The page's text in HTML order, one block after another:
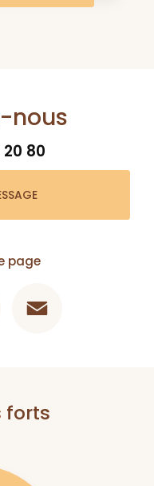
nous
80
page
forts